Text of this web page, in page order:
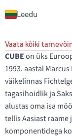
Leedu
Vaata kõiki
CUBEon üks
1993. aastal
väikelinnas
tagasihoidlik ja
alustas oma isa
tellis Aasiast
komponentidega